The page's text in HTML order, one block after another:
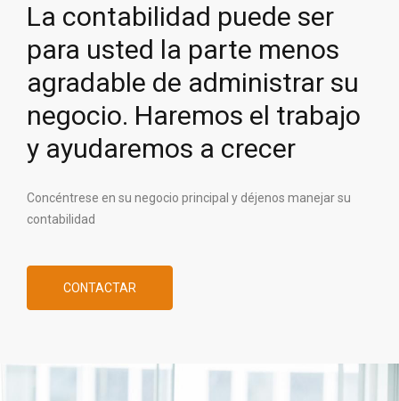
La contabilidad puede ser
para usted la parte menos
agradable de administrar su
negocio. Haremos el trabajo
y ayudaremos a crecer
Concéntrese en su negocio principal y déjenos manejar su
contabilidad
CONTACTAR